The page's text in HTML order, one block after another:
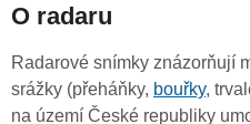
O radaru
Radarové snímky znázorňují
srážky (přeháňky, bouřky,
na území České republiky